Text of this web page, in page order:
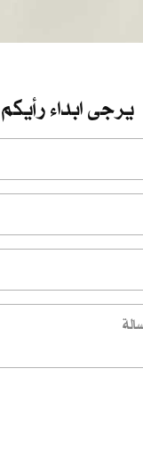
يرجى ابداء